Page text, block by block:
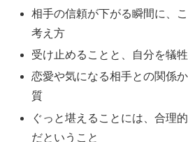
相手の信頼が下がる瞬間に、
考え方
受け止めることと、自分を犠
恋愛や気になる相手との関係
質
ぐっと堪えることには、合理
だということ